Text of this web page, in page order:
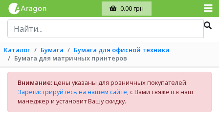
0.00 грн
Каталог Бумага
Бумага для офисной техники
Бумага для матричных принтеров
Внимание:цены указаны для розничных покупателей.
Зарегистрируйтесь на нашем сайте, с Вами свяжется наш
манеджер и установит Вашу скидку.